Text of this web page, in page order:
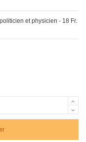
et physicien - 18 Fr.